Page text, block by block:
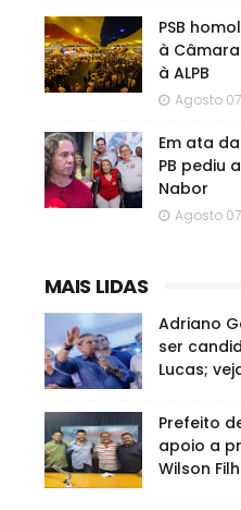
PSB
à
à ALPB
Agosto
Em ata
PB pediu
Nabor
Agosto
MAIS LIDAS
Adriano
ser
Lucas;
Prefeito
apoio a
Wilson